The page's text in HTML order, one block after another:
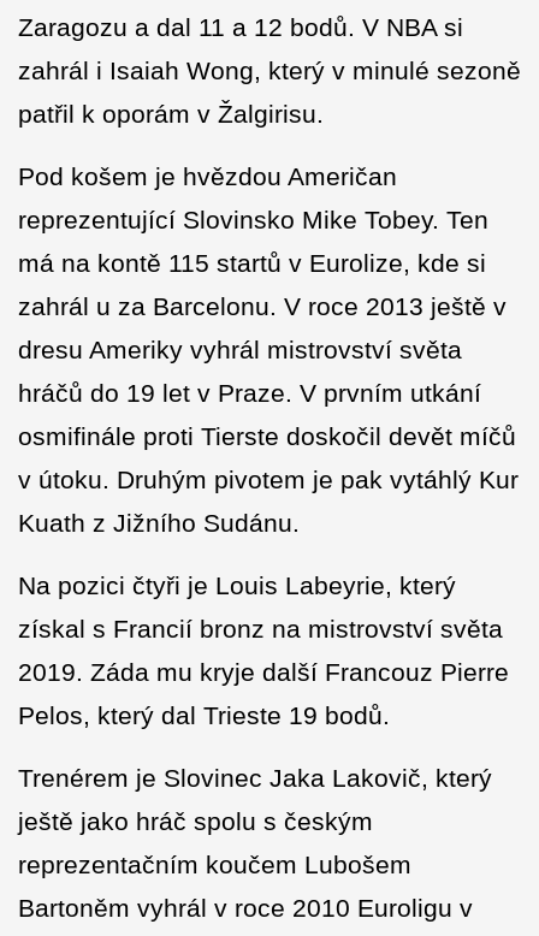
Zaragozu a dal 11 a 12 bodů. V NBA si
zahrál i Isaiah Wong, který v minulé sezoně
patřil k oporám v Žalgirisu.
Pod košem je hvězdou Američan
reprezentující Slovinsko Mike Tobey. Ten
má na kontě 115 startů v Eurolize, kde si
zahrál u za Barcelonu. V roce 2013 ještě v
dresu Ameriky vyhrál mistrovství světa
hráčů do 19 let v Praze. V prvním utkání
osmifinále proti Tierste doskočil devět míčů
v útoku. Druhým pivotem je pak vytáhlý Kur
Kuath z Jižního Sudánu.
Na pozici čtyři je Louis Labeyrie, který
získal s Francií bronz na mistrovství světa
2019. Záda mu kryje další Francouz Pierre
Pelos, který dal Trieste 19 bodů.
Trenérem je Slovinec Jaka Lakovič, který
ještě jako hráč spolu s českým
reprezentačním koučem Lubošem
Bartoněm vyhrál v roce 2010 Euroligu v